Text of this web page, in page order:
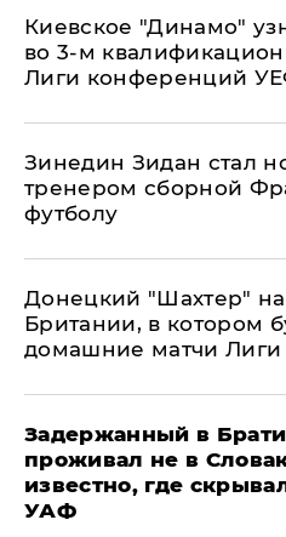
Киевское "Динамо"
во 3-м
Лиги конференций
Зинедин Зидан стал
тренером сборной
футболу
Донецкий "Шахтер"
Британии, в котором
домашние матчи
Задержанный в
проживал не в
известно, где
УАФ